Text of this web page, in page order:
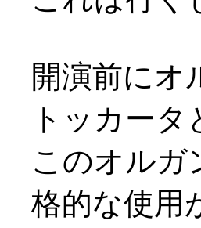
開演前にオ
トッカータ
このオルガ
格的な使用